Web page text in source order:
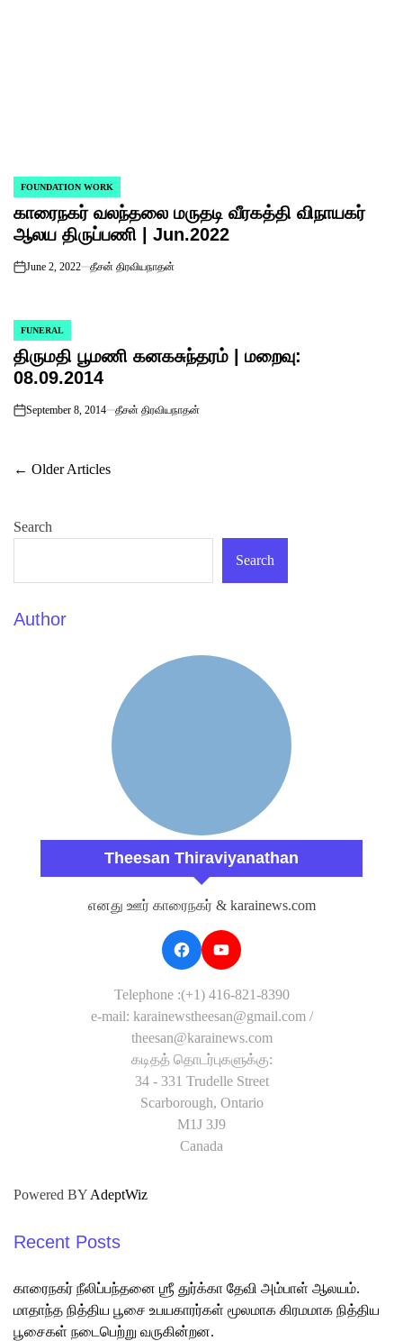
POSTED
IN
FOUNDATION WORK
காரைநகர் வலந்தலை மருதடி வீரகத்தி விநாயகர்
ஆலய திருப்பணி | Jun.2022
on
June 2, 2022 தீசன் திரவியநாதன்
POSTED
IN
FUNERAL
திருமதி பூமணி கனகசுந்தரம் | மறைவு:
08.09.2014
on
September 8, 2014 தீசன் திரவியநாதன்
Posts
← Older Articles
Search
Search
Author
Theesan Thiraviyanathan
எனது ஊர் காரைநகர் & karainews.com
Telephone :(+1) 416-821-8390
e-mail: karainewstheesan@gmail.com /
theesan@karainews.com
கடிதத் தொடர்புகளுக்கு:
34 - 331 Trudelle Street
Scarborough, Ontario
M1J 3J9
Canada
Powered BY AdeptWiz
Recent Posts
காரைநகர் நீலிப்பந்தனை ஶ்ரீ துர்க்கா தேவி அம்பாள் ஆலயம்.
மாதாந்த நித்திய பூசை உபயகாரர்கள் மூலமாக கிரமமாக நித்திய
பூசைகள் நடைபெற்று வருகின்றன.